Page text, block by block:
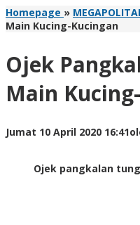
Homepage »
Main Kucing-Kucingan
Ojek
Main
Jumat 10 April 2020 16:41
Ojek pangkalan